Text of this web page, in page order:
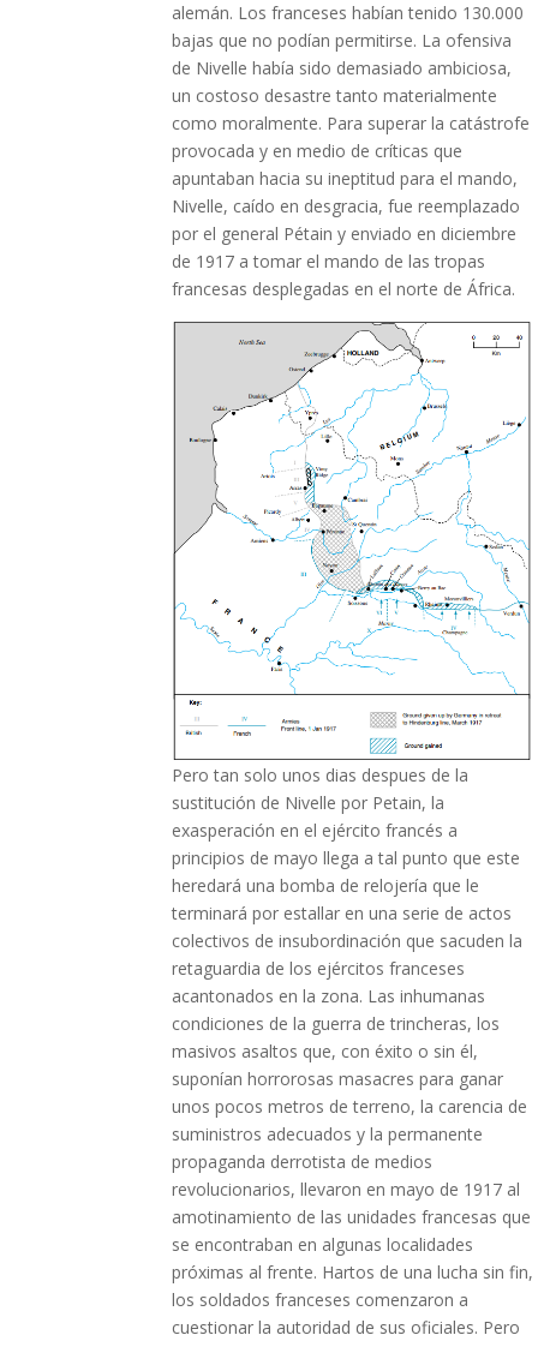
alemán. Los franceses habían tenido 130.000
bajas que no podían permitirse. La ofensiva
de Nivelle había sido demasiado ambiciosa,
un costoso desastre tanto materialmente
como moralmente. Para superar la catástrofe
provocada y en medio de críticas que
apuntaban hacia su ineptitud para el mando,
Nivelle, caído en desgracia, fue reemplazado
por el general Pétain​ y enviado en diciembre
de 1917 a tomar el mando de las tropas
francesas desplegadas en el norte de África.
Pero tan solo unos dias despues de la
sustitución de Nivelle por Petain, la
exasperación en el ejército francés a
principios de mayo llega a tal punto que este
heredará una bomba de relojería que le
terminará por estallar en una serie de actos
colectivos de insubordinación que sacuden la
retaguardia de los ejércitos franceses
acantonados en la zona. Las inhumanas
condiciones de la guerra de trincheras, los
masivos asaltos que, con éxito o sin él,
suponían horrorosas masacres para ganar
unos pocos metros de terreno, la carencia de
suministros adecuados y la permanente
propaganda derrotista de medios
revolucionarios, llevaron en mayo de 1917 al
amotinamiento de las unidades francesas que
se encontraban en algunas localidades
próximas al frente. Hartos de una lucha sin fin,
los soldados franceses comenzaron a
cuestionar la autoridad de sus oficiales. Pero